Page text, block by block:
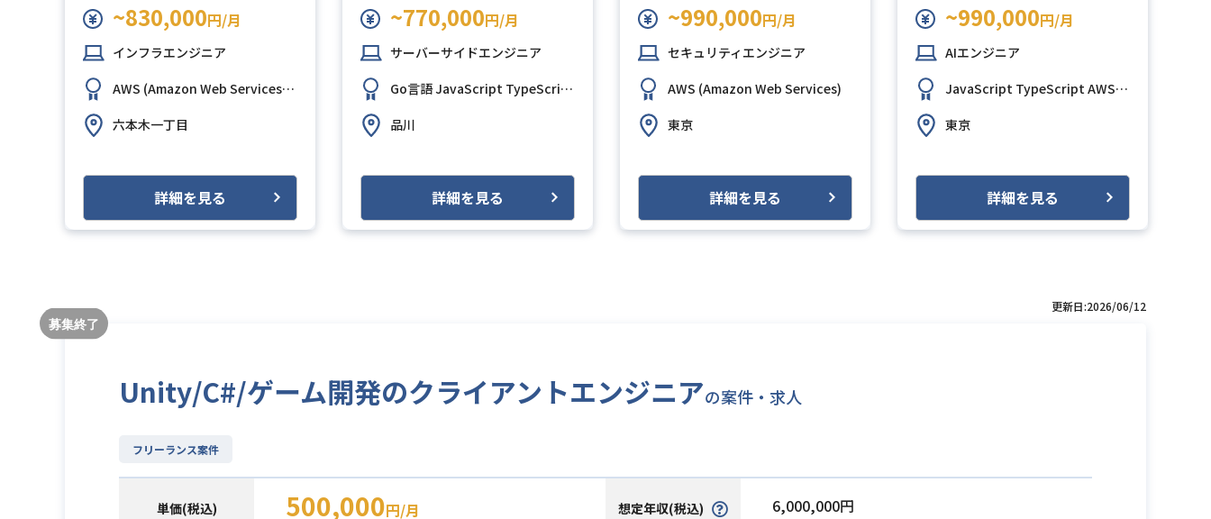
AWS (Amazon Web Services)
~830,000円/月
インフラエンジニア
AWS (Amazon Web Services)GitHub
Terraform
六本木一丁目
詳細を見る
~770,000円/月
サーバーサイドエンジニア
Go言語JavaScript TypeScript AWS Aurora (Amazon Aurora)AWS (Amazon Web Services)Next.js
品川
詳細を見る
~990,000円/月
セキュリティエンジニア
AWS (Amazon Web Services)
東京
詳細を見る
~990,000円/月
AIエンジニア
JavaScript TypeScriptAWS (Amazon Web Services)
東京
詳細を見る
更新日:2026/06/12
Unity/C#/ゲーム開発のクライアントエンジニアの案件・求人
フリーランス案件
単価(税込) 500,000円/月 想定年収(税込) 6,000,000円